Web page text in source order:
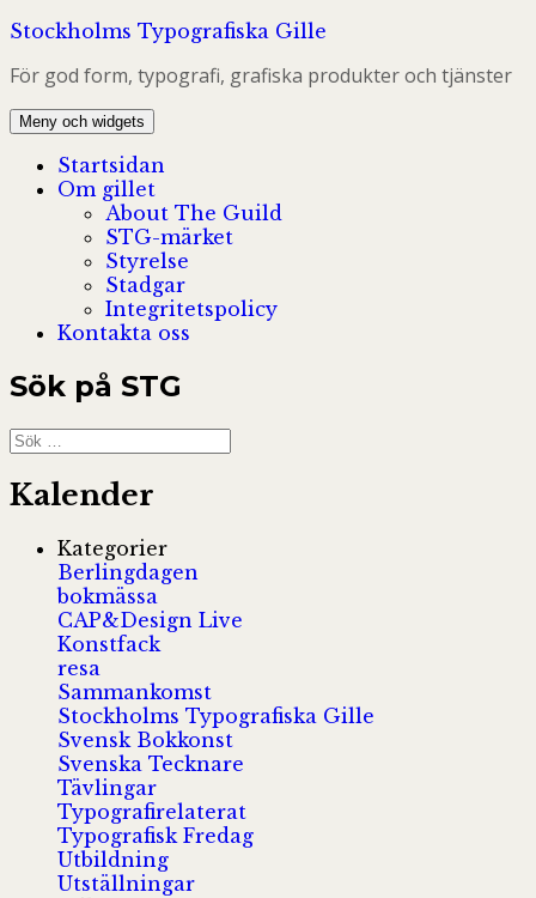
Hoppa
innehåll
Stockholms Typografiska Gille
För god form, typografi, grafiska produkter och tjänster
Meny och widgets
Startsidan
Om gillet
About The Guild
STG-märket
Styrelse
Stadgar
Integritetspolicy
Kontakta oss
Sök på STG
Sök
efter:
Kalender
Kategorier
Berlingdagen
bokmässa
CAP&Design Live
Konstfack
resa
Sammankomst
Stockholms Typografiska Gille
Svensk Bokkonst
Svenska Tecknare
Tävlingar
Typografirelaterat
Typografisk Fredag
Utbildning
Utställningar